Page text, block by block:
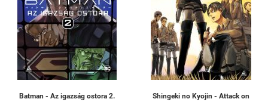
Batman - Az igazság ostora 2.
Shingeki no Kyojin - Attack on